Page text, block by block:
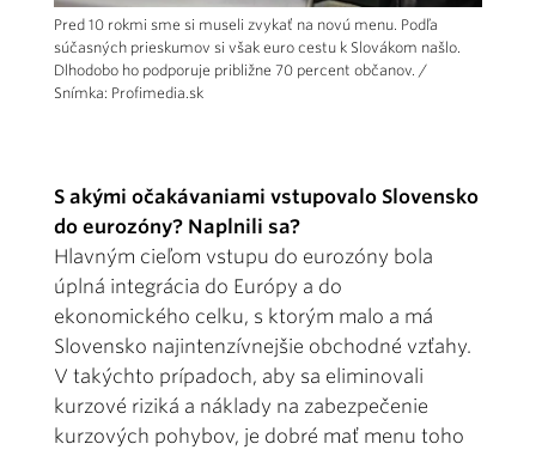
Pred 10 rokmi sme si museli zvykať na novú menu. Podľa
súčasných prieskumov si však euro cestu k Slovákom našlo.
Dlhodobo ho podporuje približne 70 percent občanov. /
Snímka: Profimedia.sk
S akými očakávaniami vstupovalo Slovensko
do eurozóny? Naplnili sa?
Hlavným cieľom vstupu do eurozóny bola
úplná integrácia do Európy a do
ekonomického celku, s ktorým malo a má
Slovensko najintenzívnejšie obchodné vzťahy.
V takýchto prípadoch, aby sa eliminovali
kurzové riziká a náklady na zabezpečenie
kurzových pohybov, je dobré mať menu toho